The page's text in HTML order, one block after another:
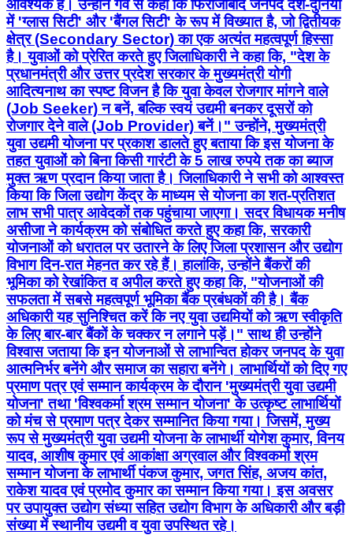
आवश्यक है। उन्होंने गर्व से कहा कि फिरोजाबाद जनपद देश-दुनिया
में 'ग्लास सिटी' और 'बैंगल सिटी' के रूप में विख्यात है, जो द्वितीयक
क्षेत्र (Secondary Sector) का एक अत्यंत महत्वपूर्ण हिस्सा
है। युवाओं को प्रेरित करते हुए जिलाधिकारी ने कहा कि, "देश के
प्रधानमंत्री और उत्तर प्रदेश सरकार के मुख्यमंत्री योगी
आदित्यनाथ का स्पष्ट विजन है कि युवा केवल रोजगार मांगने वाले
(Job Seeker) न बनें, बल्कि स्वयं उद्यमी बनकर दूसरों को
रोजगार देने वाले (Job Provider) बनें।" उन्होंने, मुख्यमंत्री
युवा उद्यमी योजना पर प्रकाश डालते हुए बताया कि इस योजना के
तहत युवाओं को बिना किसी गारंटी के 5 लाख रुपये तक का ब्याज
मुक्त ऋण प्रदान किया जाता है। जिलाधिकारी ने सभी को आश्वस्त
किया कि जिला उद्योग केंद्र के माध्यम से योजना का शत-प्रतिशत
लाभ सभी पात्र आवेदकों तक पहुंचाया जाएगा। सदर विधायक मनीष
असीजा ने कार्यक्रम को संबोधित करते हुए कहा कि, सरकारी
योजनाओं को धरातल पर उतारने के लिए जिला प्रशासन और उद्योग
विभाग दिन-रात मेहनत कर रहे हैं। हालांकि, उन्होंने बैंकरों की
भूमिका को रेखांकित व अपील करते हुए कहा कि, "योजनाओं की
सफलता में सबसे महत्वपूर्ण भूमिका बैंक प्रबंधकों की है। बैंक
अधिकारी यह सुनिश्चित करें कि नए युवा उद्यमियों को ऋण स्वीकृति
के लिए बार-बार बैंकों के चक्कर न लगाने पड़ें।" साथ ही उन्होंने
विश्वास जताया कि इन योजनाओं से लाभान्वित होकर जनपद के युवा
आत्मनिर्भर बनेंगे और समाज का सहारा बनेंगे। लाभार्थियों को दिए गए
प्रमाण पत्र एवं सम्मान कार्यक्रम के दौरान 'मुख्यमंत्री युवा उद्यमी
योजना' तथा 'विश्वकर्मा श्रम सम्मान योजना' के उत्कृष्ट लाभार्थियों
को मंच से प्रमाण पत्र देकर सम्मानित किया गया। जिसमें, मुख्य
रूप से मुख्यमंत्री युवा उद्यमी योजना के लाभार्थी योगेश कुमार, विनय
यादव, आशीष कुमार एवं आकांक्षा अग्रवाल और विश्वकर्मा श्रम
सम्मान योजना के लाभार्थी पंकज कुमार, जगत सिंह, अजय कांत,
राकेश यादव एवं प्रमोद कुमार का सम्मान किया गया। इस अवसर
पर उपायुक्त उद्योग संध्या सहित उद्योग विभाग के अधिकारी और बड़ी
संख्या में स्थानीय उद्यमी व युवा उपस्थित रहे।